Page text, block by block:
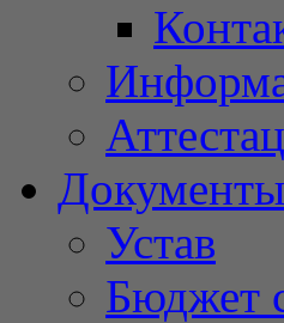
Документы
Устав
Бюджет